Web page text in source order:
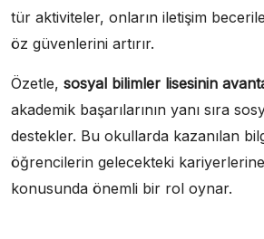
tür aktiviteler, onların iletişim
öz güvenlerini artırır.
Özetle, sosyal bilimler lisesinin
akademik başarılarının yanı sıra
destekler. Bu okullarda kazanılan
öğrencilerin gelecekteki
konusunda önemli bir rol oynar.